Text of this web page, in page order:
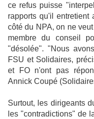
ce refus puisse
rapports qu'il entretient
côté du NPA, on ne
membre du conseil
"désolée". "Nous
FSU et Solidaires,
et FO n'ont pas
Annick Coupé
Surtout, les dirigeants
les "contradictions" de